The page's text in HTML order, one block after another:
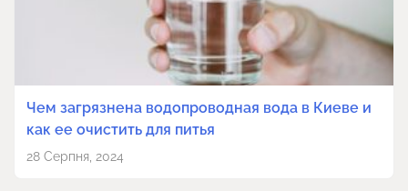
Чем загрязнена водопроводная вода в Киеве и
как ее очистить для питья
28 Серпня, 2024